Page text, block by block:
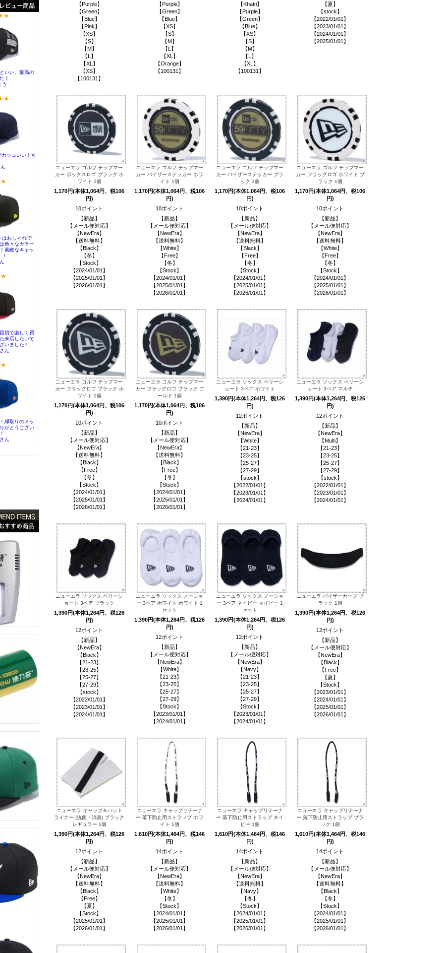
【Purple】
【Green】
【Blue】
【Pink】
【XS】
【S】
【M】
【L】
【XL】
【XS】
【100131】
【Purple】
【Green】
【Blue】
【XS】
【S】
【M】
【L】
【XL】
【Orange】
【100131】
【Khaki】
【Purple】
【Green】
【Blue】
【XS】
【S】
【M】
【L】
【XL】
【100131】
【夏】
【stock】
【2022/01/01】
【2023/01/01】
【2024/01/01】
【2025/01/01】
ニューエラ ゴルフ チップマー
カー ボックスロゴ ブラック ホ
ワイト 1個
1,170円(本体1,064円、税106
円)
10ポイント
【新品】
【メール便対応】
【NewEra】
【送料無料】
【Black】
【冬】
【Stock】
【2024/01/01】
【2025/01/01】
【2026/01/01】
ニューエラ ゴルフ チップマー
カー バイザーステッカー ホワ
イト 1個
1,170円(本体1,064円、税106
円)
10ポイント
【新品】
【メール便対応】
【NewEra】
【送料無料】
【White】
【Free】
【冬】
【Stock】
【2024/01/01】
【2025/01/01】
【2026/01/01】
ニューエラ ゴルフ チップマー
カー バイザーステッカー ブラ
ック 1個
1,170円(本体1,064円、税106
円)
10ポイント
【新品】
【メール便対応】
【NewEra】
【送料無料】
【Black】
【Free】
【冬】
【Stock】
【2024/01/01】
【2025/01/01】
【2026/01/01】
ニューエラ ゴルフ チップマー
カー フラッグロゴ ホワイト ブ
ラック 1個
1,170円(本体1,064円、税106
円)
10ポイント
【新品】
【メール便対応】
【NewEra】
【送料無料】
【White】
【Free】
【冬】
【Stock】
【2024/01/01】
【2025/01/01】
【2026/01/01】
ニューエラ ゴルフ チップマー
カー フラッグロゴ ブラック ホ
ワイト 1個
1,170円(本体1,064円、税106
円)
10ポイント
【新品】
【メール便対応】
【NewEra】
【送料無料】
【Black】
【Free】
【冬】
【Stock】
【2024/01/01】
【2025/01/01】
【2026/01/01】
ニューエラ ゴルフ チップマー
カー フラッグロゴ ブラック ゴ
ールド 1個
1,170円(本体1,064円、税106
円)
10ポイント
【新品】
【メール便対応】
【NewEra】
【送料無料】
【Black】
【Free】
【冬】
【Stock】
【2024/01/01】
【2025/01/01】
【2026/01/01】
ニューエラ ソックス ベリーシ
ョート 3ペア ホワイト
1,390円(本体1,264円、税126
円)
12ポイント
【新品】
【NewEra】
【White】
【21-23】
【23-25】
【25-27】
【27-29】
【stock】
【2022/01/01】
【2023/01/01】
【2024/01/01】
ニューエラ ソックス ベリーシ
ョート 3ペア マルチ
1,390円(本体1,264円、税126
円)
12ポイント
【新品】
【NewEra】
【Multi】
【21-23】
【23-25】
【25-27】
【27-29】
【stock】
【2022/01/01】
【2023/01/01】
【2024/01/01】
ニューエラ ソックス ベリーシ
ョート 3ペア ブラック
1,390円(本体1,264円、税126
円)
12ポイント
【新品】
【NewEra】
【Black】
【21-23】
【23-25】
【25-27】
【27-29】
【stock】
【2022/01/01】
【2023/01/01】
【2024/01/01】
ニューエラ ソックス ノーショ
ー 3ペア ホワイト ホワイト 1
セット
1,390円(本体1,264円、税126
円)
12ポイント
【新品】
【メール便対応】
【NewEra】
【White】
【21-23】
【23-25】
【25-27】
【27-29】
【Stock】
【2023/01/01】
【2024/01/01】
ニューエラ ソックス ノーショ
ー 3ペア ネイビー ネイビー 1
セット
1,390円(本体1,264円、税126
円)
12ポイント
【新品】
【メール便対応】
【NewEra】
【Navy】
【21-23】
【23-25】
【25-27】
【27-29】
【Stock】
【2023/01/01】
【2024/01/01】
ニューエラ バイザーカーブ ブ
ラック 1個
1,390円(本体1,264円、税126
円)
12ポイント
【新品】
【メール便対応】
【NewEra】
【Black】
【Free】
【夏】
【Stock】
【2023/01/01】
【2024/01/01】
【2025/01/01】
【2026/01/01】
ニューエラ キャップ＆ハット
ライナー (抗菌・消臭) ブラック
レギュラー 1個
1,390円(本体1,264円、税126
円)
12ポイント
【新品】
【メール便対応】
【NewEra】
【送料無料】
【Black】
【Free】
【夏】
【Stock】
【2025/01/01】
【2026/01/01】
ニューエラ キャップリテーナ
ー 落下防止用ストラップ ホワ
イト 1個
1,610円(本体1,464円、税146
円)
14ポイント
【新品】
【メール便対応】
【NewEra】
【送料無料】
【White】
【冬】
【Stock】
【2024/01/01】
【2025/01/01】
【2026/01/01】
ニューエラ キャップリテーナ
ー 落下防止用ストラップ ネイ
ビー 1個
1,610円(本体1,464円、税146
円)
14ポイント
【新品】
【メール便対応】
【NewEra】
【送料無料】
【Navy】
【冬】
【Stock】
【2024/01/01】
【2025/01/01】
【2026/01/01】
ニューエラ キャップリテーナ
ー 落下防止用ストラップ ブラ
ック 1個
1,610円(本体1,464円、税146
円)
14ポイント
【新品】
【メール便対応】
【NewEra】
【送料無料】
【Black】
【冬】
【Stock】
【2024/01/01】
【2025/01/01】
【2026/01/01】